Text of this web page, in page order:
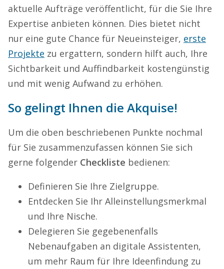
aktuelle Aufträge veröffentlicht, für die Sie Ihre
Expertise anbieten können. Dies bietet nicht
nur eine gute Chance für Neueinsteiger, erste
Projekte zu ergattern, sondern hilft auch, Ihre
Sichtbarkeit und Auffindbarkeit kostengünstig
und mit wenig Aufwand zu erhöhen.
So gelingt Ihnen die Akquise!
Um die oben beschriebenen Punkte nochmal
für Sie zusammenzufassen können Sie sich
gerne folgender Checkliste bedienen:
Definieren Sie Ihre Zielgruppe.
Entdecken Sie Ihr Alleinstellungsmerkmal
und Ihre Nische.
Delegieren Sie gegebenenfalls
Nebenaufgaben an digitale Assistenten,
um mehr Raum für Ihre Ideenfindung zu